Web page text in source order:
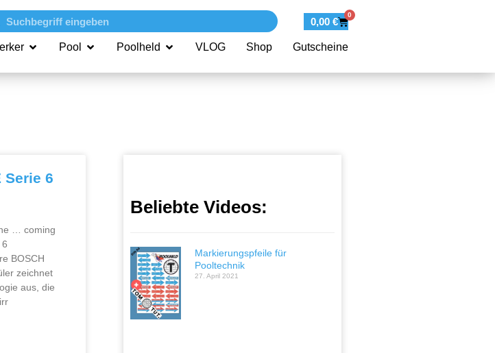
0,00 €
0
Pool Poolheld VLOG Shop Gutscheine
Serie 6
… coming
BOSCH
zeichnet
aus, die
Beliebte Videos:
Markierungspfeile für
Pooltechnik
27. April 2021